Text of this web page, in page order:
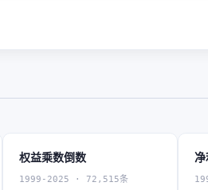
权益乘数倒数
1999-2025 · 72,515条
净